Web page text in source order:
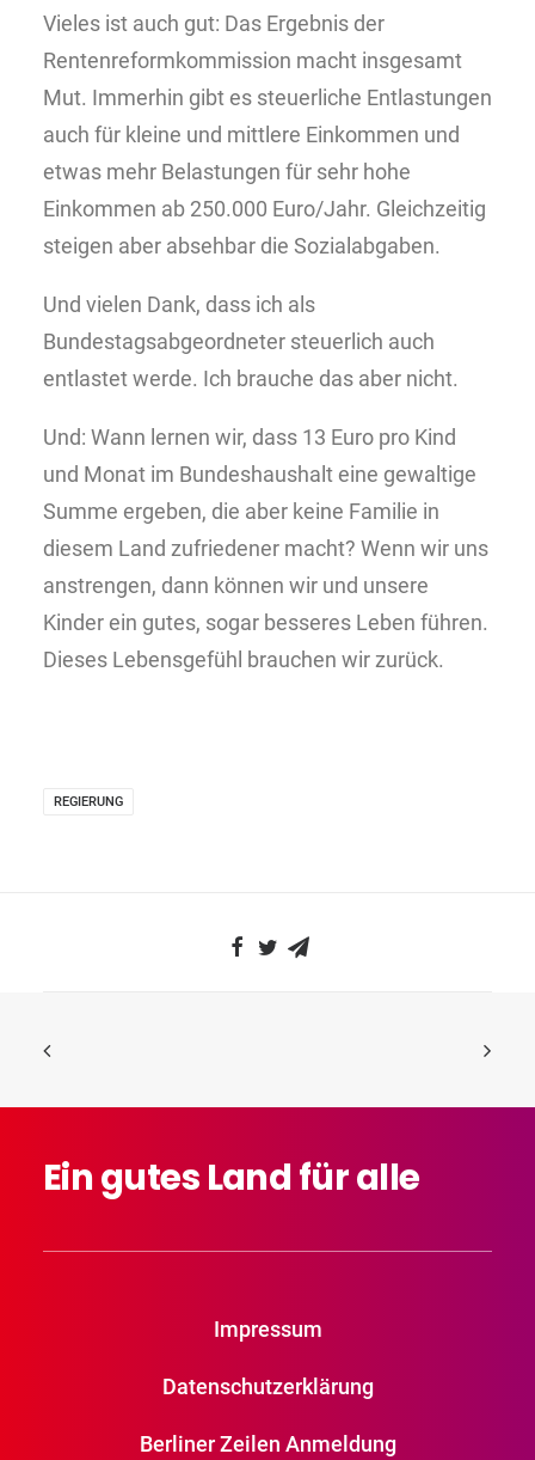
Vieles ist auch gut: Das Ergebnis der
Rentenreformkommission macht insgesamt
Mut. Immerhin gibt es steuerliche Entlastungen
auch für kleine und mittlere Einkommen und
etwas mehr Belastungen für sehr hohe
Einkommen ab 250.000 Euro/Jahr. Gleichzeitig
steigen aber absehbar die Sozialabgaben.
Und vielen Dank, dass ich als
Bundestagsabgeordneter steuerlich auch
entlastet werde. Ich brauche das aber nicht.
Und: Wann lernen wir, dass 13 Euro pro Kind
und Monat im Bundeshaushalt eine gewaltige
Summe ergeben, die aber keine Familie in
diesem Land zufriedener macht? Wenn wir uns
anstrengen, dann können wir und unsere
Kinder ein gutes, sogar besseres Leben führen.
Dieses Lebensgefühl brauchen wir zurück.
REGIERUNG
EingutesLandfüralle
Impressum
Datenschutzerklärung
Berliner Zeilen Anmeldung